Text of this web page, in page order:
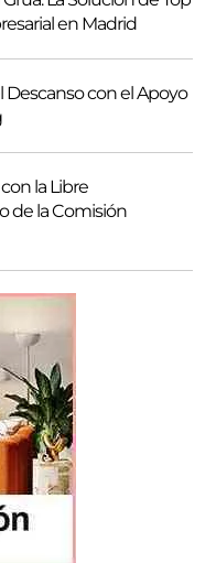
en Madrid
con el Apoyo
la Libre
de la Comisión